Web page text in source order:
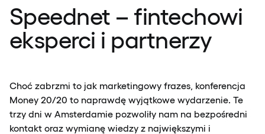
Speednet – fintechowi
eksperci i partnerzy
Choć zabrzmi to jak marketingowy frazes, konferencja
Money 20/20 to naprawdę wyjątkowe wydarzenie. Te
trzy dni w Amsterdamie pozwoliły nam na bezpośredni
kontakt oraz wymianę wiedzy z największymi i